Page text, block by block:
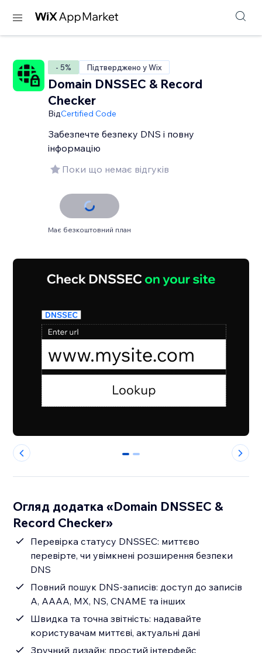
- 5% Підтверджено у Wix
Domain DNSSEC & Record
Checker
ВідCertified Code
Забезпечте безпеку DNS і повну
інформацію
Поки що немає відгуків
Має безкоштовний план
0 1
Огляд додатка «Domain DNSSEC &
Record Checker»
Перевірка статусу DNSSEC: миттєво
перевірте, чи увімкнені розширення безпеки
DNS
Повний пошук DNS-записів: доступ до записів
A, AAAA, MX, NS, CNAME та інших
Швидка та точна звітність: надавайте
користувачам миттєві, актуальні дані
Зручний дизайн: простий інтерфейс